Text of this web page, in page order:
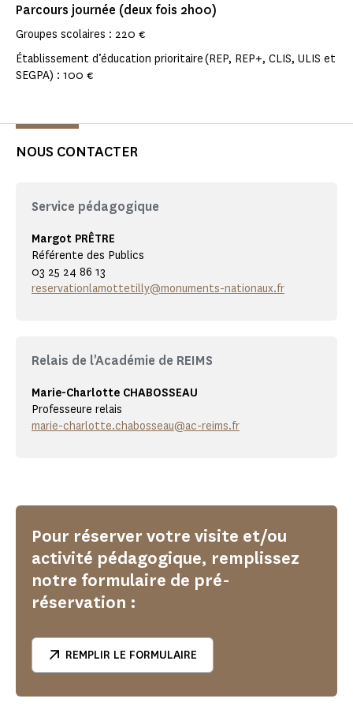
Parcours journée (deux fois 2h00)
Groupes scolaires : 220 €
Établissement d’éducation prioritaire (REP, REP+, CLIS, ULIS et
SEGPA) : 100 €
NOUS CONTACTER
Service pédagogique
Margot PRÊTRE
Référente des Publics
03 25 24 86 13
reservationlamottetilly@monuments-nationaux.fr
Relais de l'Académie de REIMS
Marie-Charlotte CHABOSSEAU
Professeure relais
marie-charlotte.chabosseau@ac-reims.fr
Pour réserver votre visite et/ou
activité pédagogique, remplissez
notre formulaire de pré-
réservation :
REMPLIR LE FORMULAIRE